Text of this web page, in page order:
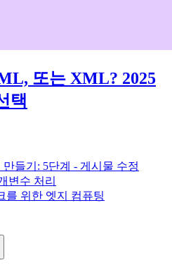
또는 XML? 2025
택
들기: 5단계 - 게시물 수정
변수 처리
를 위한 엣지 컴퓨팅